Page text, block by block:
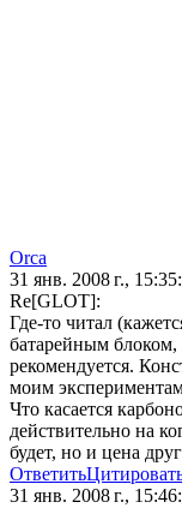
Orca
31 янв. 2008 г.,
Re[GLOT]:
Где-то читал
батарейным блоком,
рекомендуется.
моим
Что касается
действительно на
будет, но и цена
Ответить
31 янв. 2008 г.,